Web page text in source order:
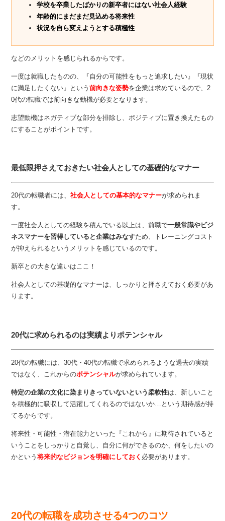
学校を卒業したばかりの新卒者にはない社会人経験
年齢的にまだまだ見込める将来性
状況を自ら変えようとする積極性
などのメリットを感じられるからです。
一度は就職したものの、『自分の可能性をもっと追求したい』『現状
に満足したくない』という前向きな姿勢を企業は求めているので、2
0代の転職では前向きな動機が必要となります。
志望動機はネガティブな部分を排除し、ポジティブに置き換えたもの
にすることがポイントです。
最低限押さえておきたい社会人としての基礎的なマナー
20代の転職者には、社会人としての基本的なマナーが求められま
す。
一度社会人としての経験を積んでいる以上は、前職で一般常識やビジ
ネスマナーを習得していると企業はみなすため、トレーニングコスト
が抑えられるというメリットを感じているのです。
新卒との大きな違いはここ！
社会人としての基礎的なマナーは、しっかりと押さえておく必要があ
ります。
20代に求められるのは実績よりポテンシャル
20代の転職には、30代・40代の転職で求められるような過去の実績
ではなく、これからのポテンシャルが求められています。
特定の企業の文化に染まりきっていないという柔軟性は、新しいこと
を積極的に吸収して活躍してくれるのではないか…という期待感が持
てるからです。
将来性・可能性・潜在能力といった『これから』に期待されていると
いうことをしっかりと自覚し、自分に何ができるのか、何をしたいの
かという将来的なビジョンを明確にしておく 必要があります。
20代の転職を成功させる4つのコツ